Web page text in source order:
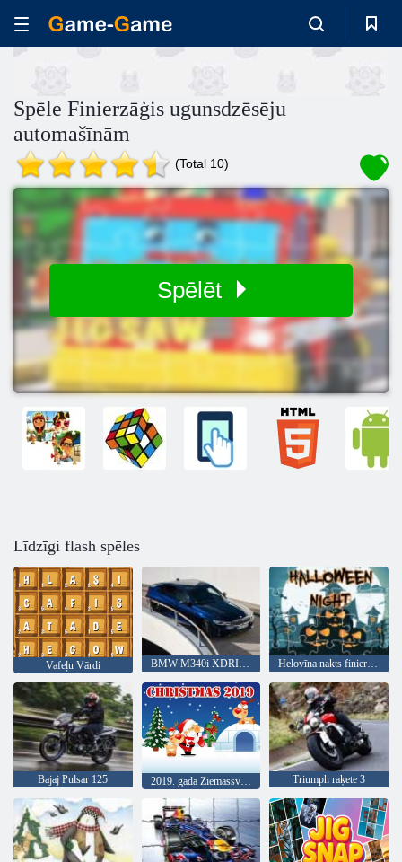
Spēle Finierzāģis ugunsdzēsēju
automašīnām
(Total 10)
Spēlēt
Līdzīgi flash spēles
Vafeļu Vārdi BMW M340i XDRIVE Helovīna nakts finierzāģis
Bajaj Pulsar 125 2019. gada Ziemassvētki Triumph raķete 3